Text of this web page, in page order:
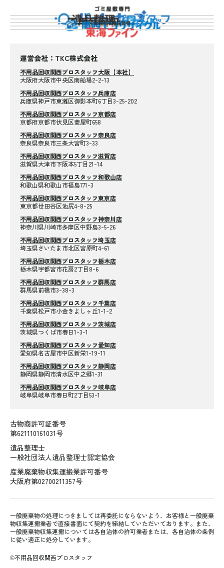
運営会社：TKC株式会社
不用品回収関西プロスタッフ大阪【本社】
大阪府大阪市中央区南船場2-2-13
不用品回収関西プロスタッフ兵庫店
兵庫県神戸市東灘区御影本町6丁目3-25-202
不用品回収関西プロスタッフ京都店
京都府京都市伏見区菱屋町658
不用品回収関西プロスタッフ奈良店
奈良県奈良市三条大宮町3-33
不用品回収関西プロスタッフ滋賀店
滋賀県大津市下阪本5丁目21-14
不用品回収関西プロスタッフ和歌山店
和歌山県和歌山市福島771-3
不用品回収関西プロスタッフ東京店
東京都世田谷区池尻4-8-25
不用品回収関西プロスタッフ神奈川店
神奈川県川崎市多摩区中野島3-5-26
不用品回収関西プロスタッフ埼玉店
埼玉県さいたま市北区宮原町4-61
不用品回収関西プロスタッフ栃木店
栃木県宇都宮市花房2丁目8-6
不用品回収関西プロスタッフ群馬店
群馬県前橋市3-38-3
不用品回収関西プロスタッフ千葉店
千葉県松戸市小金きよしヶ丘1-1-2
不用品回収関西プロスタッフ茨城店
茨城県つくば市春日1-3-1
不用品回収関西プロスタッフ愛知店
愛知県名古屋市中区新栄1-19-11
不用品回収関西プロスタッフ静岡店
静岡県静岡市清水区中之郷1-31
不用品回収関西プロスタッフ岐阜店
岐阜県岐阜市春日町2丁目53-1
古物商許可証番号
第621110161031号
遺品整理士
一般社団法人遺品整理士認定協会
産業廃棄物収集運搬業許可番号
大阪府第02700211357号
一般廃棄物の処理につきましては再委託にならないよう、お客様と一般廃棄
物収集運搬業者で直接書面にて契約を締結していただいております。また、
一般廃棄物収集運搬については各自治体の許可業者または、各自治体の条例
に従い適正に処分しています。
©不用品回収関西プロスタッフ